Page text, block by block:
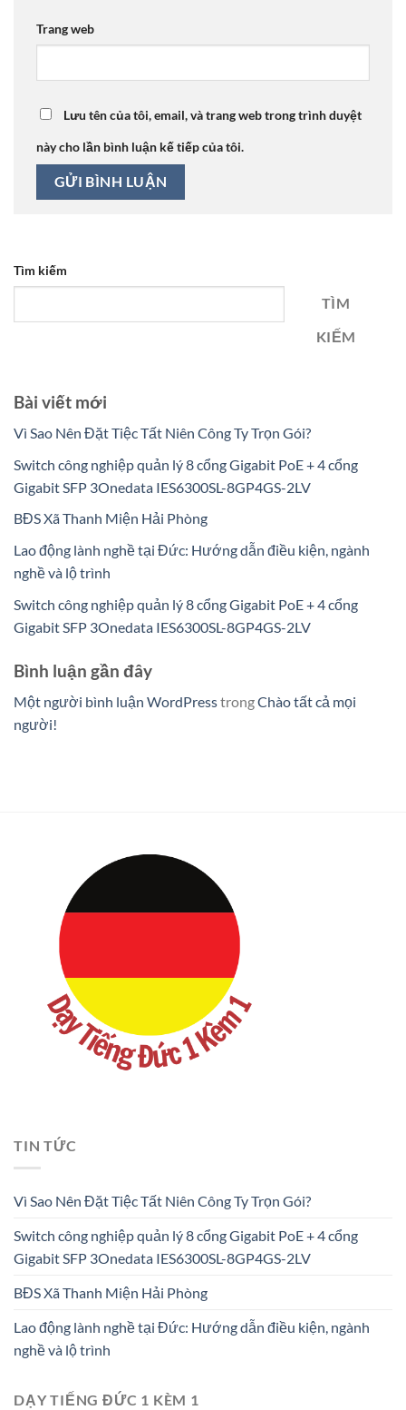
Trang web
Lưu tên của tôi, email, và trang web trong trình duyệt
này cho lần bình luận kế tiếp của tôi.
Tìm kiếm
TÌM
KIẾM
Bài viết mới
Vì Sao Nên Đặt Tiệc Tất Niên Công Ty Trọn Gói?
Switch công nghiệp quản lý 8 cổng Gigabit PoE + 4 cổng
Gigabit SFP 3Onedata IES6300SL-8GP4GS-2LV
BĐS Xã Thanh Miện Hải Phòng
Lao động lành nghề tại Đức: Hướng dẫn điều kiện, ngành
nghề và lộ trình
Switch công nghiệp quản lý 8 cổng Gigabit PoE + 4 cổng
Gigabit SFP 3Onedata IES6300SL-8GP4GS-2LV
Bình luận gần đây
Một người bình luận WordPresstrongChào tất cả mọi
người!
TIN TỨC
Vì Sao Nên Đặt Tiệc Tất Niên Công Ty Trọn Gói?
Switch công nghiệp quản lý 8 cổng Gigabit PoE + 4 cổng
Gigabit SFP 3Onedata IES6300SL-8GP4GS-2LV
BĐS Xã Thanh Miện Hải Phòng
Lao động lành nghề tại Đức: Hướng dẫn điều kiện, ngành
nghề và lộ trình
DẠY TIẾNG ĐỨC 1 KÈM 1